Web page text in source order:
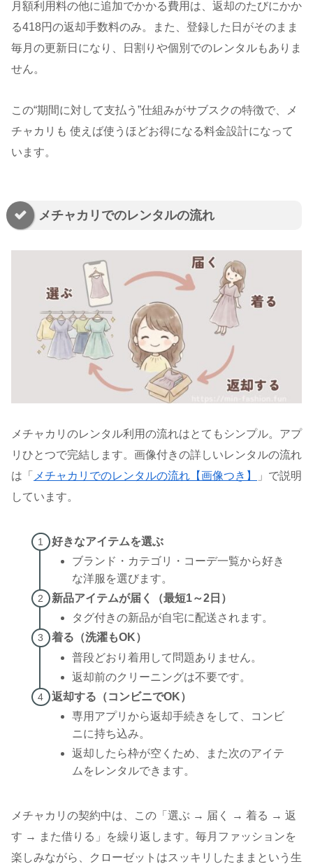
月額利用料の他に追加でかかる費用は、返却のたびにかか
る418円の返却手数料のみ。また、登録した日がそのまま
毎月の更新日になり、日割りや個別でのレンタルもありま
せん。
この“期間に対して支払う”仕組みがサブスクの特徴で、メ
チャカリも 使えば使うほどお得になる料金設計になって
います。
メチャカリでのレンタルの流れ
メチャカリのレンタル利用の流れはとてもシンプル。アプ
リひとつで完結します。画像付きの詳しいレンタルの流れ
は「 メチャカリでのレンタルの流れ【画像つき】
」で説明
しています。
好きなアイテムを選ぶ
ブランド・カテゴリ・コーデ一覧から好き
な洋服を選びます。
新品アイテムが届く（最短1～2日）
タグ付きの新品が自宅に配送されます。
着る（洗濯もOK）
普段どおり着用して問題ありません。
返却前のクリーニングは不要です。
返却する（コンビニでOK）
専用アプリから返却手続きをして、コンビ
ニに持ち込み。
返却したら枠が空くため、また次のアイテ
ムをレンタルできます。
メチャカリの契約中は、この「選ぶ → 届く → 着る → 返
す → また借りる」を繰り返します。毎月ファッションを
楽しみながら、クローゼットはスッキリしたままという生